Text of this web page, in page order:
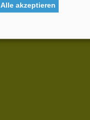
Alle akzeptieren